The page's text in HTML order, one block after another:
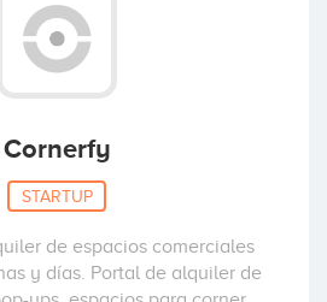
Cornerfy
STARTUP
de espacios comerciales
y días. Portal de alquiler de